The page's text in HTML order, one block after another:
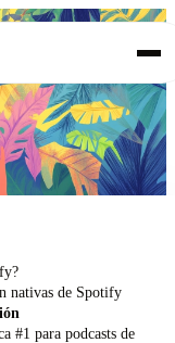
nativas de Spotify
#1 para podcasts de